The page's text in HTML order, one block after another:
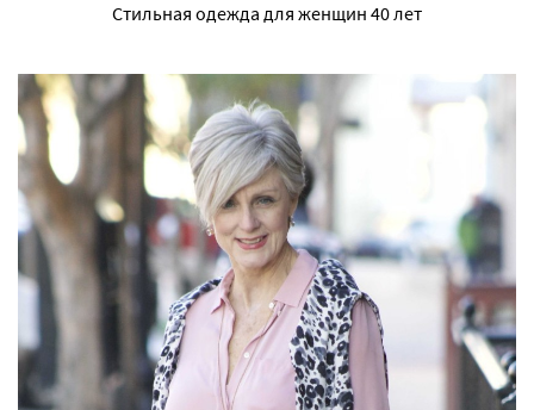
Стильная одежда для женщин 40 лет